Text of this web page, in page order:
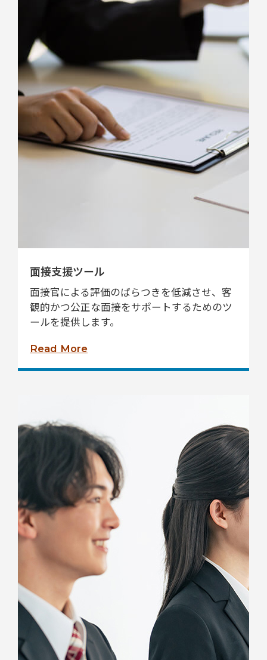
面接支援ツール
面接官による評価のばらつきを低減させ、客
観的かつ公正な面接をサポートするためのツ
ールを提供します。
Read More